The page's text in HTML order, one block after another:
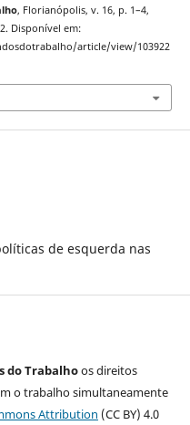
, Florianópolis, v. 16, p. 1–4,
Disponível em:
article/view/103922
de esquerda nas
do Trabalhoos direitos
o trabalho simultaneamente
Attribution (CC BY) 4.0